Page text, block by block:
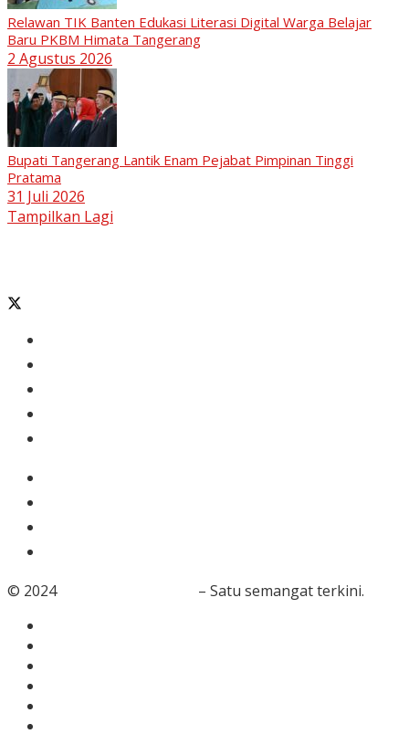
Relawan TIK Banten Edukasi Literasi Digital Warga Belajar
Baru PKBM Himata Tangerang
2 Agustus 2026
Bupati Tangerang Lantik Enam Pejabat Pimpinan Tinggi
Pratama
31 Juli 2026
Tampilkan Lagi
© 2024
– Satu semangat terkini.